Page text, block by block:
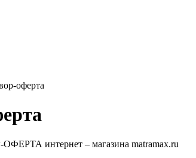
оферта
интернет – магазина matramax.ru